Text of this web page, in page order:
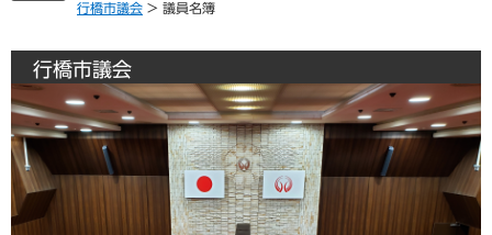
本
文
へ
行橋市議会 > 議員名簿
行橋市議会